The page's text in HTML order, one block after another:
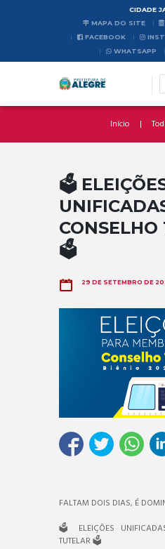
CIDADE
MAPA DO SITE
FACEBOOK
WHATSAPP
Início
🗳️
🗳️
29 DE SETEMBRO DE
FALTAM DOIS DIAS, É
🗳️ ELEIÇÕES
TUTELAR 🗳️